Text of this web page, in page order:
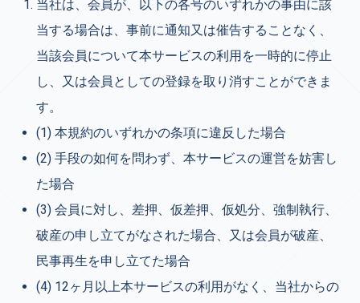
当社は、会員が、以下の各号のいずれかの事由に該
当する場合は、事前に通知又は催告することなく、
当該会員について本サービスの利用を一時的に停止
し、又は会員としての登録を取り消すことができま
す。
(1) 本規約のいずれかの条項に違反した場合
(2) 手段の如何を問わず、本サービスの運営を妨害し
た場合
(3) 会員に対し、差押、仮差押、仮処分、強制執行、
破産の申し立てがなされた場合、又は会員が破産、
民事再生を申し立てた場合
(4) 12ヶ月以上本サービスの利用がなく、当社からの